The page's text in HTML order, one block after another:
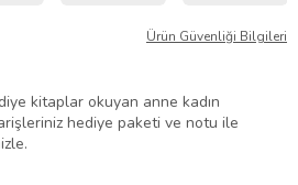
Ürün Güvenliği Bilgileri
kitaplar okuyan anne kadın
hediye paketi ve notu ile